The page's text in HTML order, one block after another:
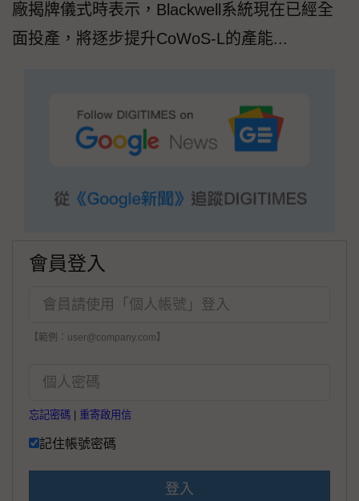
廠揭牌儀式時表示，Blackwell系統現在已經全
面投產，將逐步提升CoWoS-L的產能...
會員登入
【範例：user@company.com】
忘記密碼 重寄啟用信
記住帳號密碼
登入